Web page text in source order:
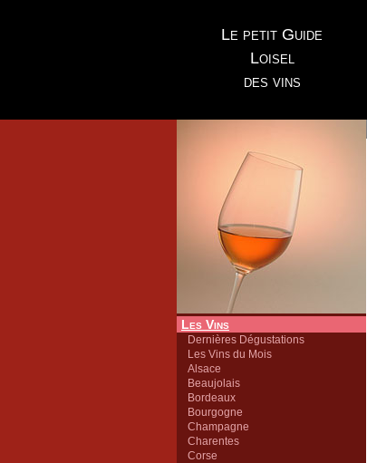
Le petit Guide
Loisel
des vins
Les Vins
Dernières Dégustations
Les Vins du Mois
Alsace
Beaujolais
Bordeaux
Bourgogne
Champagne
Charentes
Corse